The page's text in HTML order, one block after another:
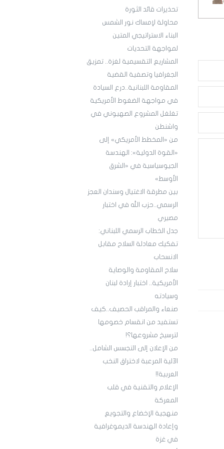
تحذيرات قائد الثورة
محاولة لإمساك نور الشمس
البناء الاستراتيجي المتين
لمواجهة التحديات
المشاريع التقسيمية لغزة.. تمزيق
الجغرافيا وتصفية القضية
المقاومة اللبنانية..درع السيادة
في مواجهة الضغوط الأمريكية
تغلغل المشروع الصهيوني في
واشنطن
من «المخطط الأمريكي» إلى
«القوة الدولية»: الهندسة
الجيوسياسية في «الشرق
الأوسط»
بين مطرقة الاغتيال وسندان العجز
الرسمي..حزب الله في اختبار
مصيري
جدل الخطاب الرسمي اللبناني:
تفكيك معادلة السلاح مقابل
الانسحاب
سلاح المقاومة والوصاية
الأمريكية.. اختبار إرادة لبنان
وسيادته
صنعاء والمراقب الحصيف..كيف
تستفيد من انقسام خصومها
لترسيخ مشروعها؟!
من الإعلان إلى التجسس الشامل..
الآلية المرعبة لاختراق النخب
العربية!!
الإعلام والتقنية في قلب
المعركة
منهجية الإخضاع والتجويع
وإعادة الهندسة الديموغرافية
في غزة